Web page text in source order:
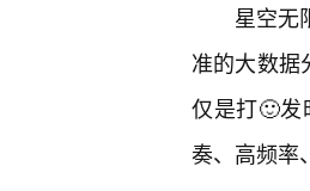
星空无
准的大数据
仅是打🙂发
奏、高频率